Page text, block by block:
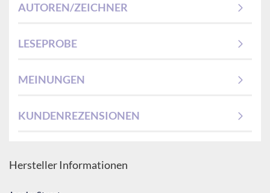
AUTOREN/ZEICHNER
LESEPROBE
MEINUNGEN
KUNDENREZENSIONEN
Hersteller Informationen